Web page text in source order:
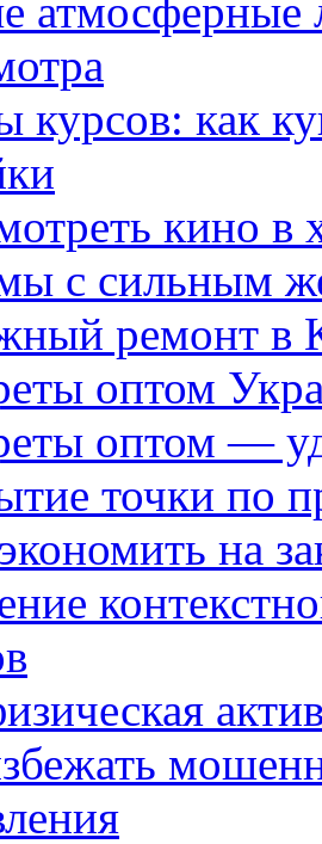
атмосферные
курсов: как
кино в
с сильным
ремонт в
оптом
оптом —
точки по
на